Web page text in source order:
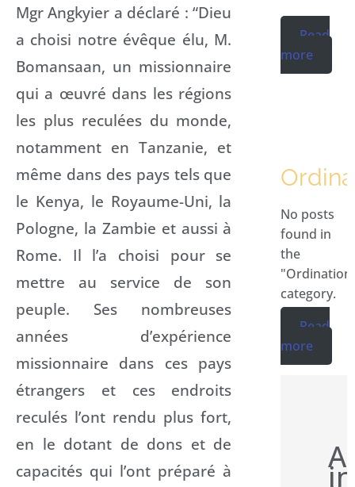
Mgr Angkyier a déclaré : “Dieu
a choisi notre évêque élu, M.
Bomansaan, un missionnaire
qui a œuvré dans les régions
les plus reculées du monde,
notamment en Tanzanie, et
même dans des pays tels que
le Kenya, le Royaume-Uni, la
Pologne, la Zambie et aussi à
Rome. Il l’a choisi pour se
mettre au service de son
peuple. Ses nombreuses
années d’expérience
missionnaire dans ces pays
étrangers et ces endroits
reculés l’ont rendu plus fort,
en le dotant de dons et de
capacités qui l’ont préparé à
Read
more
No posts
found in
the
category.
Read
more